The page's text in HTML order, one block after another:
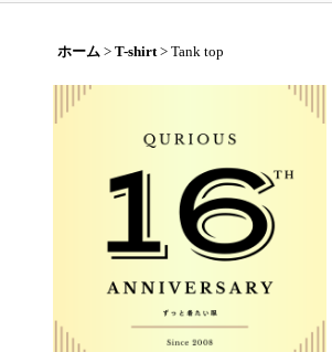
ホーム > T-shirt > Tank top